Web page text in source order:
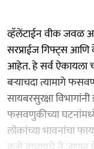
व्हॅलेंटाईन वीक जवळ
सरप्राईज गिफ्ट्स आणि
आहेत. हे सर्व ऐकायला
बऱ्याचदा त्यामागे
सायबरसुरक्षा
फसवणुकीच्या
लोकांच्या भावनांचा